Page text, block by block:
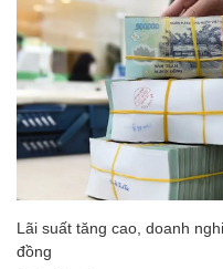
Lãi suất tăng cao, doanh
đồng